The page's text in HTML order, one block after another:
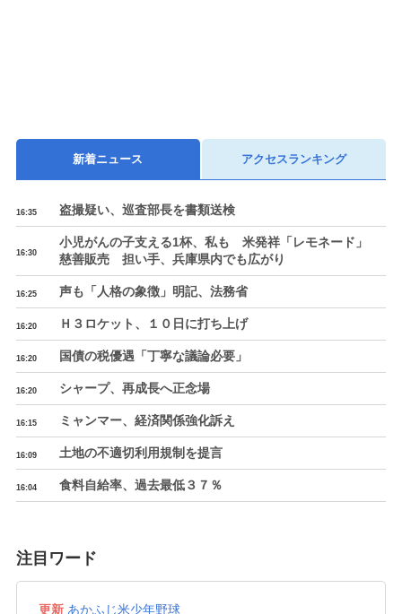
新着ニュース アクセスランキング
盗撮疑い、巡査部長を書類送検
16:35
小児がんの子支える1杯、私も 米発祥「レモネード」
慈善販売 担い手、兵庫県内でも広がり
16:30
声も「人格の象徴」明記、法務省
16:25
Ｈ３ロケット、１０日に打ち上げ
16:20
国債の税優遇「丁寧な議論必要」
16:20
シャープ、再成長へ正念場
16:20
ミャンマー、経済関係強化訴え
16:15
土地の不適切利用規制を提言
16:09
食料自給率、過去最低３７％
16:04
公的年金の積立金、３０２兆円超
16:04
＜随想＞鳥山まこと 息子の短歌
16:00
注目ワード
更新 あかふじ米少年野球